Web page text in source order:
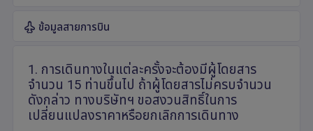
ข้อมูลสายการบิน
1. การเดินทางในแต่ละครั้งจะต้องมีผู้โดยสาร
จำนวน 15 ท่านขึ้นไป ถ้าผู้โดยสารไม่ครบจำนวน
ดังกล่าว ทางบริษัทฯ ขอสงวนสิทธิ์ในการ
เปลี่ยนแปลงราคาหรือยกเลิกการเดินทาง